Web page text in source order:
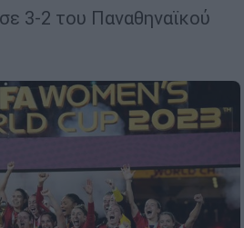
3-2 του Παναθηναϊκού